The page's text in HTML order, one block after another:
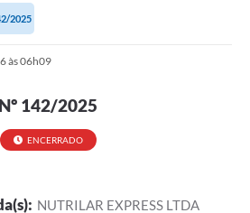
2025
às 06h09
Nº 142/2025
ENCERRADO
NUTRILAR EXPRESS LTDA